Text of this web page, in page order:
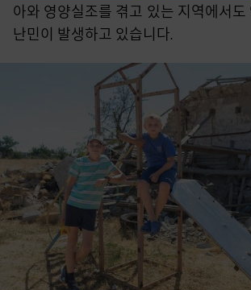
아와 영양실조를 겪고 있는 지역에서도
난민이 발생하고 있습니다.